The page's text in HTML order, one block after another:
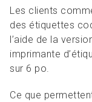
Les clients
des étiquettes
l’aide de la
imprimante
sur 6 po.
Ce que